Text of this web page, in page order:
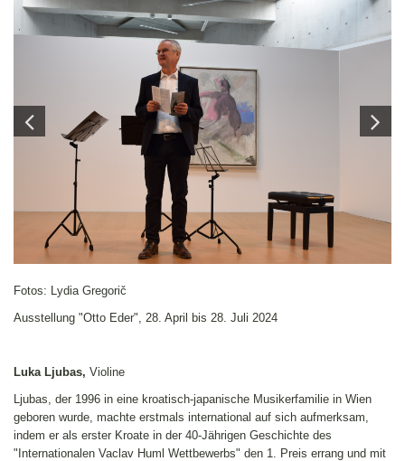
Fotos: Lydia Gregorič
Ausstellung "Otto Eder", 28. April bis 28. Juli 2024
Luka Ljubas, Violine
Ljubas, der 1996 in eine kroatisch-japanische Musikerfamilie in Wien
geboren wurde, machte erstmals international auf sich aufmerksam,
indem er als erster Kroate in der 40-Jährigen Geschichte des
"Internationalen Vaclav Huml Wettbewerbs" den 1. Preis errang und mit